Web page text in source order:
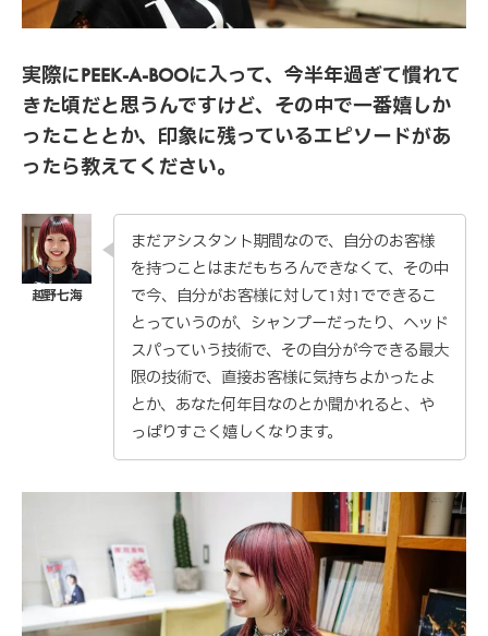
実際にPEEK-A-BOOに入って、今半年過ぎて慣れて
きた頃だと思うんですけど、その中で一番嬉しか
ったこととか、印象に残っているエピソードがあ
ったら教えてください。
まだアシスタント期間なので、自分のお客様
を持つことはまだもちろんできなくて、その中
で今、自分がお客様に対して1対1でできるこ
とっていうのが、シャンプーだったり、ヘッド
スパっていう技術で、その自分が今できる最大
限の技術で、直接お客様に気持ちよかったよ
とか、あなた何年目なのとか聞かれると、や
っぱりすごく嬉しくなります。